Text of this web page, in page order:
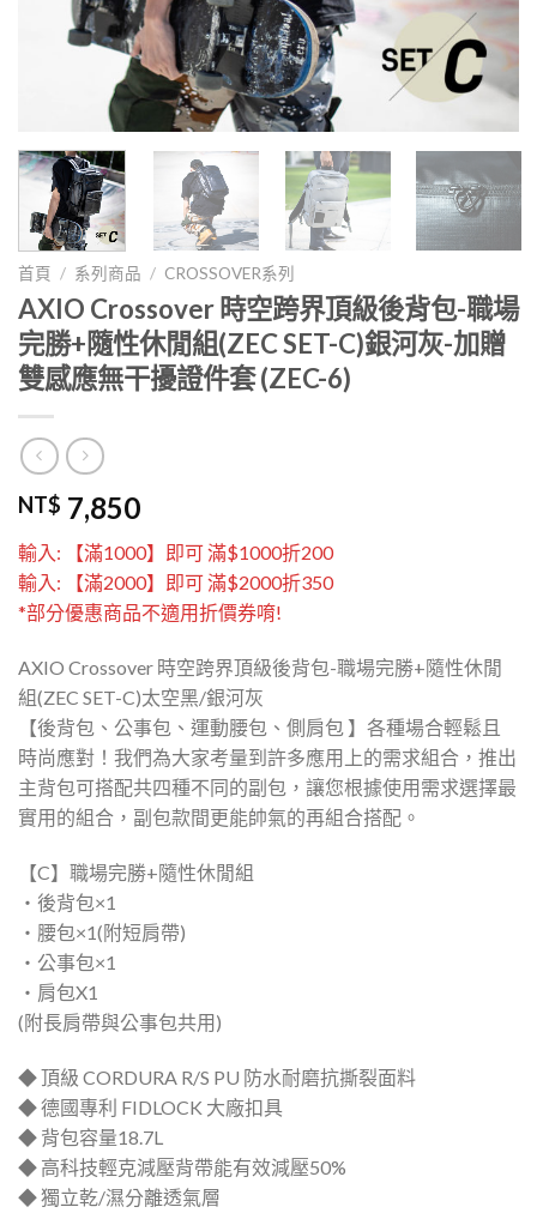
首頁 / 系列商品 / CROSSOVER系列
AXIO Crossover 時空跨界頂級後背包-職場
完勝+隨性休閒組(ZEC SET-C)銀河灰-加贈
雙感應無干擾證件套 (ZEC-6)
NT$ 7,850
輸入: 【滿1000】即可 滿$1000折200
輸入: 【滿2000】即可 滿$2000折350
*部分優惠商品不適用折價券唷!
AXIO Crossover 時空跨界頂級後背包-職場完勝+隨性休閒
組(ZEC SET-C)太空黑/銀河灰
【後背包、公事包、運動腰包、側肩包 】各種場合輕鬆且
時尚應對！我們為大家考量到許多應用上的需求組合，推出
主背包可搭配共四種不同的副包，讓您根據使用需求選擇最
實用的組合，副包款間更能帥氣的再組合搭配。
【C】職場完勝+隨性休閒組
・後背包×1
・腰包×1(附短肩帶)
・公事包×1
・肩包X1
(附長肩帶與公事包共用)
◆ 頂級 CORDURA R/S PU 防水耐磨抗撕裂面料
◆ 德國專利 FIDLOCK 大廠扣具
◆ 背包容量18.7L
◆ 高科技輕克減壓背帶能有效減壓50%
◆ 獨立乾/濕分離透氣層